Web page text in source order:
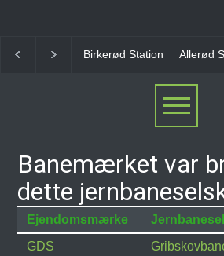
Birkerød Station Allerød
Banemærket var
dette
Ejendomsmærke
GDS